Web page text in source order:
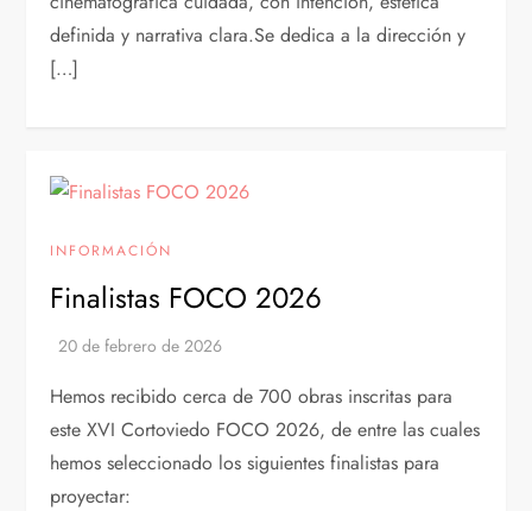
definida y narrativa clara.Se dedica a la dirección y
[…]
INFORMACIÓN
Finalistas FOCO 2026
Hemos recibido cerca de 700 obras inscritas para
este XVI Cortoviedo FOCO 2026, de entre las cuales
hemos seleccionado los siguientes finalistas para
proyectar: